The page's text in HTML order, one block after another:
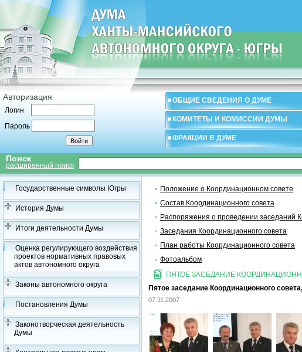
Авторизация
Логин
Пароль
ОБЩИЕ СВЕДЕНИЯ О ДУМЕ
КОМИТЕТЫ И КОМИССИИ ДУМЫ
ФРАКЦИИ В ДУМЕ
Поиск
расширенный поиск
Государственные символы Югры
История Думы
Итоги деятельности Думы
Оценка регулирующего воздействия
проектов нормативных правовых
актов автономного округа
Законы автономного округа
Постановления Думы
Законотворческая деятельность
Думы
Положение о Координационном совете
Состав Координационного совета
Распоряжения о проведении заседаний
Заседания Координационного cовета
План работы Координационного совета
Фотоальбом
ПЯТОЕ ЗАСЕДАНИЕ
Пятое заседание Координационного
07.11.2007